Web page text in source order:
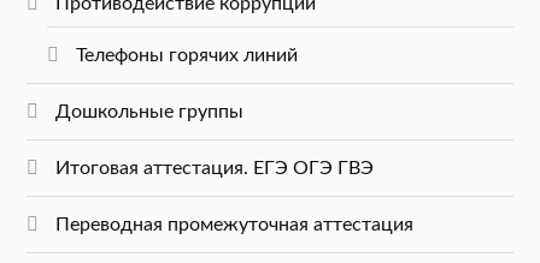
Противодействие коррупции
Телефоны горячих линий
Дошкольные группы
Итоговая аттестация. ЕГЭ ОГЭ ГВЭ
Переводная промежуточная аттестация